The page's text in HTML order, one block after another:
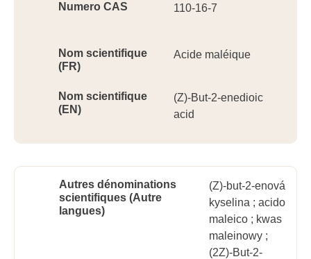
Numero CAS 110-16-7
Nom scientifique
(FR)
Acide maléique
Nom scientifique
(EN)
(Z)-But-2-enedioic
acid
Autres dénominations
scientifiques (Autre
langues)
(Z)-but-2-enová
kyselina ; acido
maleico ; kwas
maleinowy ;
(2Z)-But-2-